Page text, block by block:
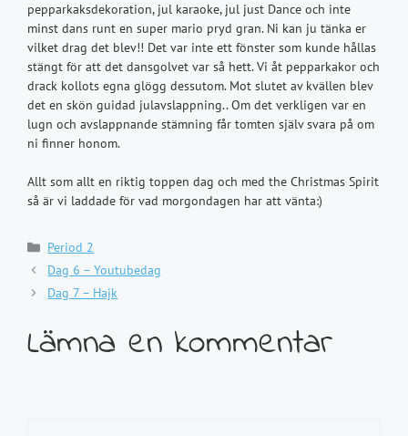
pepparkaksdekoration, jul karaoke, jul just Dance och inte
minst dans runt en super mario pryd gran. Ni kan ju tänka er
vilket drag det blev!! Det var inte ett fönster som kunde hållas
stängt för att det dansgolvet var så hett. Vi åt pepparkakor och
drack kollots egna glögg dessutom. Mot slutet av kvällen blev
det en skön guidad julavslappning.. Om det verkligen var en
lugn och avslappnande stämning får tomten själv svara på om
ni finner honom.
Allt som allt en riktig toppen dag och med the Christmas Spirit
så är vi laddade för vad morgondagen har att vänta:)
Kategorier
Period 2
Dag 6 – Youtubedag
Dag 7 – Hajk
Lämna en kommentar